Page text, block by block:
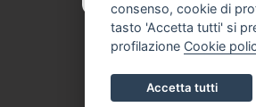
consenso, cookie di
tasto 'Accetta tutti' si
profilazione Cookie
Accetta tutti